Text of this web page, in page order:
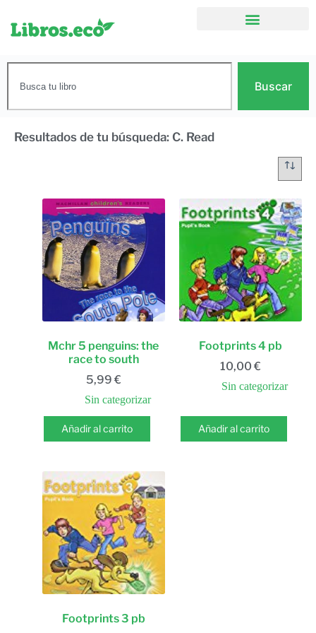
Buscar
Resultados de tu búsqueda: C. Read
Mchr 5 penguins: the
race to south
5,99 €
Sin categorizar
Añadir al carrito
Footprints 4 pb
10,00 €
Sin categorizar
Añadir al carrito
Footprints 3 pb